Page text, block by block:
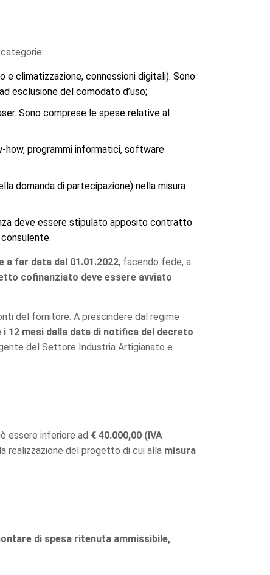
climatizzazione, connessioni digitali). Sono
esclusione del comodato d’uso;
Sono comprese le spese relative al
how, programmi informatici, software
domanda di partecipazione) nella misura
deve essere stipulato apposito contratto
far data dal 01.01.2022, facendo fede, a
cofinanziato deve essere avviato
del fornitore. A prescindere dal regime
12 mesi dalla data di notifica del decreto
del Settore Industria Artigianato e
essere inferiore ad € 40.000,00 (IVA
realizzazione del progetto di cui alla misura
di spesa ritenuta ammissibile,